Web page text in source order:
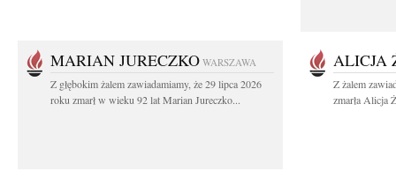
MARIAN JURECZKO WARSZAWA
Z głębokim żalem zawiadamiamy, że 29 lipca 2026
roku zmarł w wieku 92 lat Marian Jureczko...
ALICJA
Z żalem
zmarła Alicja